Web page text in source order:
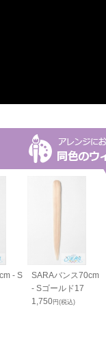
- S
SARAバンス70cm
- Sゴールド17
1,750円(税込)